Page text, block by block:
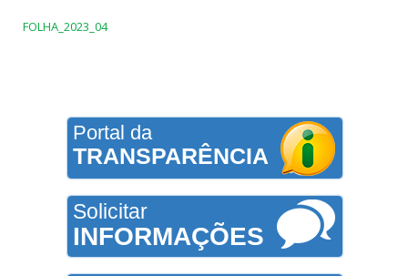
FOLHA_2023_04
Portal da
TRANSPARÊNCIA
Solicitar
INFORMAÇÕES